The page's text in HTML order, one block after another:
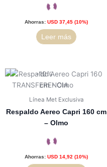
Ahorras: USD 37,45 (10%)
Leer más
Línea Met Exclusiva
Respaldo Aereo Capri 160 cm
– Olmo
Ahorras: USD 14,92 (10%)